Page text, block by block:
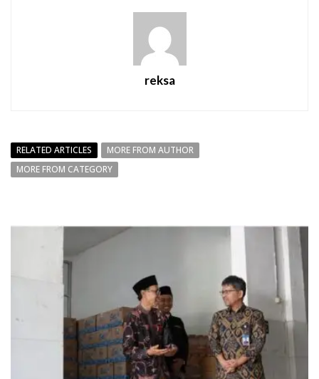
reksa
RELATED ARTICLES
MORE FROM AUTHOR
MORE FROM CATEGORY